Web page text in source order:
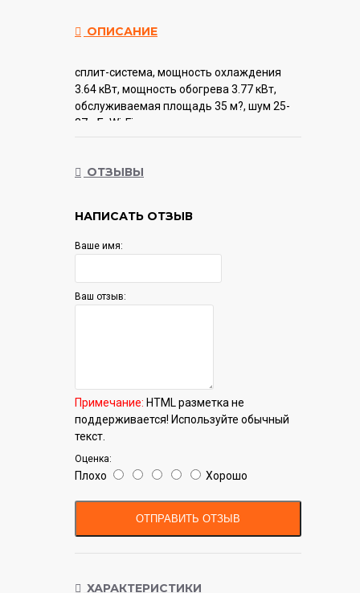
ОПИСАНИЕ
сплит-система, мощность охлаждения
3.64 кВт, мощность обогрева 3.77 кВт,
обслуживаемая площадь 35 м?, шум 25-
37 дБ, Wi-Fi: нет
ОТЗЫВЫ
НАПИСАТЬ ОТЗЫВ
Ваше имя:
Ваш отзыв:
Примечание: HTML разметка не
поддерживается! Используйте обычный
текст.
Оценка:
Плохо Хорошо
ОТПРАВИТЬ ОТЗЫВ
ХАРАКТЕРИСТИКИ